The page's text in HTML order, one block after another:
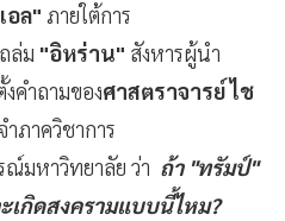
อล" ภายใต้การ
ล่ม "อิหร่าน" สังหารผู้นำ
คำถามของศาสตราจารย์ ไช
ำภาควิชาการ
ณ์มหาวิทยาลัย ว่า ถ้า "ทรัมป์"
เกิดสงครามแบบนี้ไหม?